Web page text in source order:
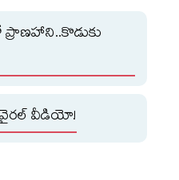
వైరల్ వీడియో!